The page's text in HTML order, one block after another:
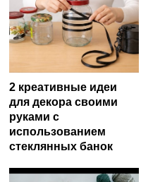
2 креативные идеи
для декора своими
руками с
использованием
стеклянных банок